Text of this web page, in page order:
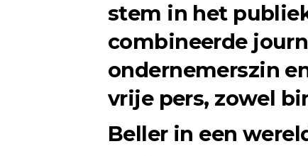
stem in het
combineerde
ondernemerszin
vrije pers, zowel
Beller in een